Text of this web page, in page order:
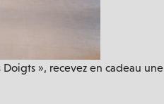
», recevez en cadeau une